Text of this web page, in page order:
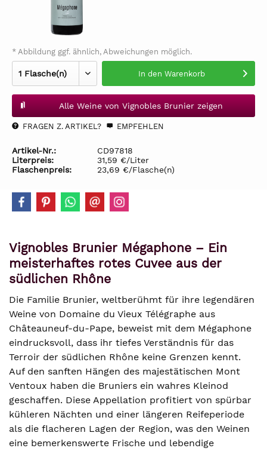
* Abbildung ggf. ähnlich, Abweichungen möglich.
In den Warenkorb
Alle Weine von Vignobles Brunier zeigen
FRAGEN Z. ARTIKEL? EMPFEHLEN
Artikel-Nr.:
CD97818
Literpreis:
31,59 €/Liter
Flaschenpreis:
23,69 €/Flasche(n)
Vignobles Brunier Mégaphone – Ein
meisterhaftes rotes Cuvee aus der
südlichen Rhône
Die Familie Brunier, weltberühmt für ihre legendären
Weine von Domaine du Vieux Télégraphe aus
Châteauneuf-du-Pape, beweist mit dem Mégaphone
eindrucksvoll, dass ihr tiefes Verständnis für das
Terroir der südlichen Rhône keine Grenzen kennt.
Auf den sanften Hängen des majestätischen Mont
Ventoux haben die Bruniers ein wahres Kleinod
geschaffen. Diese Appellation profitiert von spürbar
kühleren Nächten und einer längeren Reifeperiode
als die flacheren Lagen der Region, was den Weinen
eine bemerkenswerte Frische und lebendige